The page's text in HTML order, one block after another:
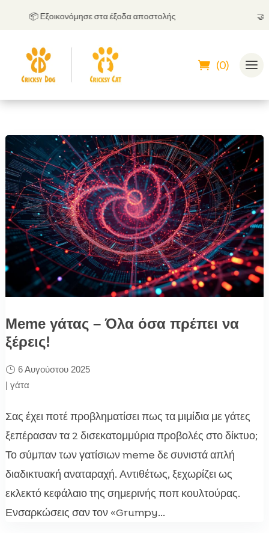
📦 Εξοικονόμησε στα έξοδα αποστολής
(0)
Meme γάτας – Όλα όσα πρέπει να
ξέρεις!
6 Αυγούστου 2025
| γάτα
Σας έχει ποτέ προβληματίσει πως τα μιμίδια με γάτες
ξεπέρασαν τα 2 δισεκατομμύρια προβολές στο δίκτυο;
Το σύμπαν των γατίσιων meme δε συνιστά απλή
διαδικτυακή αναταραχή. Αντιθέτως, ξεχωρίζει ως
εκλεκτό κεφάλαιο της σημερινής ποπ κουλτούρας.
Ενσαρκώσεις σαν τον «Grumpy...